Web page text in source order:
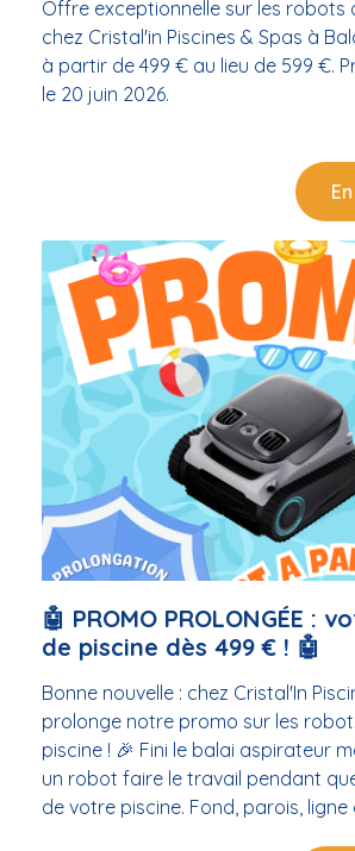
Offre exceptionnelle sur les robots
chez Cristal'in Piscines & Spas à
à partir de 499 € au lieu de 599 €.
le 20 juin 2026.
🤖 PROMO PROLONGÉE :
de piscine dès 499 € ! 🤖
Bonne nouvelle : chez Cristal'In
prolonge notre promo sur les
piscine ! 🎉 Fini le balai aspirateur
un robot faire le travail pendant
de votre piscine. Fond, parois,